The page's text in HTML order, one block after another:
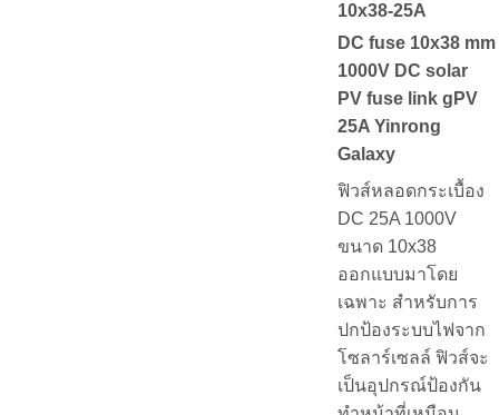
10x38-25A
DC fuse 10x38 mm
1000V DC solar
PV fuse link gPV
25A Yinrong
Galaxy
ฟิวส์หลอดกระเบื้อง
DC 25A 1000V
ขนาด 10x38
ออกแบบมาโดย
เฉพาะ สำหรับการ
ปกป้องระบบไฟจาก
โซลาร์เซลล์ ฟิวส์จะ
เป็นอุปกรณ์ป้องกัน